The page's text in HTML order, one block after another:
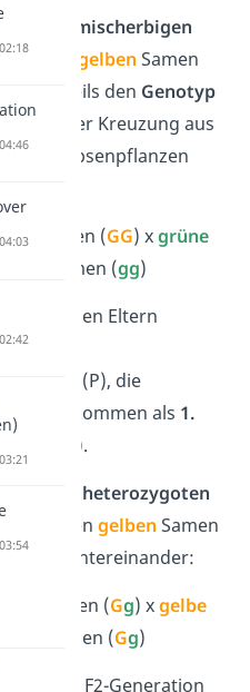
zwei
mischerbigen
mit
gelben Samen
jeweils den Genotyp
aus einer Kreuzung aus
Erbsenpflanzen
(GG) xgrüne
Erbsensamen (gg)
Eltern
du als
(P), die
Nachkommen als 1.
(F1).
heterozygoten
) mit dengelben Samen
untereinander:
rbsensamen (Gg) xgelbe
rbsensamen (Gg)
In der F2-Generation